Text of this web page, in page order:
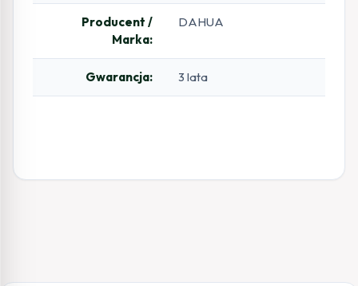
Producent /
Marka:
DAHUA
Gwarancja: 3 lata